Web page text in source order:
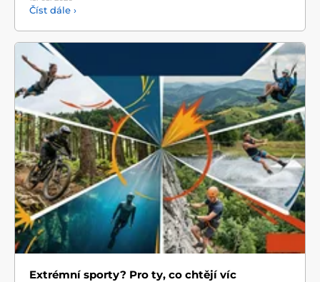
Číst dále ›
Extrémní sporty? Pro ty, co chtějí víc